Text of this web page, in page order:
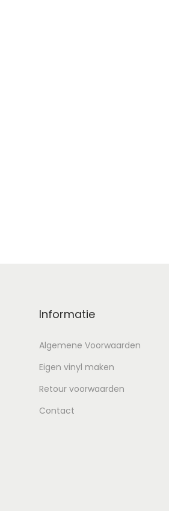
Informatie
Algemene Voorwaarden
Eigen vinyl maken
Retour voorwaarden
Contact